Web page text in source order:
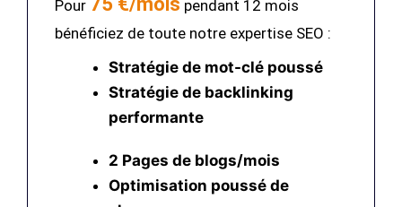
Pour
pendant 12 mois
bénéficiez de toute notre expertise SEO :
Stratégie de mot-clé poussé
Stratégie de backlinking
performante
2 Pages de blogs/mois
Optimisation poussé de